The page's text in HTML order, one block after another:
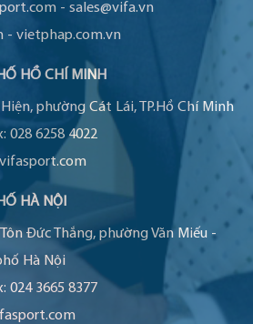
- sales@vifa.vn
- vietphap.com.vn
HỒ CHÍ MINH
Hiện, phường Cát Lái, TP.Hồ Chí Minh
028 6258 4022
HÀ NỘI
Đức Thắng, phường Văn Miếu -
Hà Nội
024 3665 8377